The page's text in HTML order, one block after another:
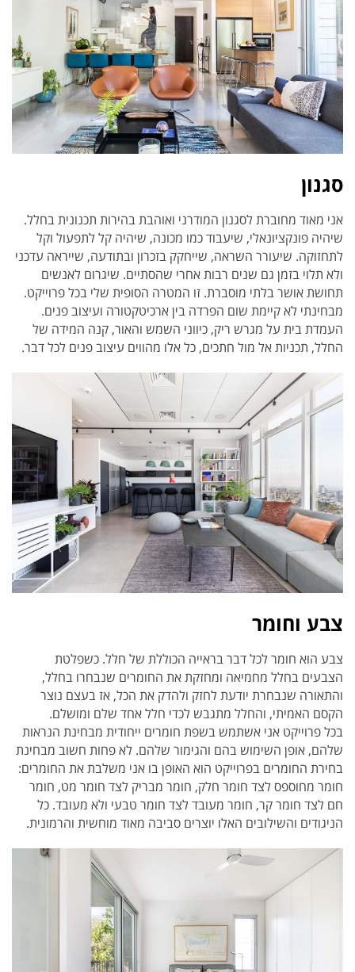
סגנון
אני מאוד מחוברת לסגנון המודרני ואוהבת בהירות תכנונית בחלל.
שיהיה פונקציונאלי, שיעבוד כמו מכונה, שיהיה קל לתפעול וקל
לתחזוקה. שיעורר השראה, שייחקק בזכרון ובתודעה, שייראה עדכני
ולא תלוי בזמן גם שנים רבות אחרי שהסתיים. שיגרום לאנשים
תחושת אושר בלתי מוסברת. זו המטרה הסופית שלי בכל פרוייקט.
מבחינתי לא קיימת שום הפרדה בין ארכיטקטורה ועיצוב פנים.
העמדת בית על מגרש ריק, כיווני השמש והאור, קנה המידה של
החלל, תכניות אל מול חתכים, כל אלו מהווים עיצוב פנים לכל דבר.
צבע וחומר
צבע הוא חומר לכל דבר בראייה הכוללת של חלל. כשפלטת
הצבעים בחלל מחמיאה ומחזקת את החומרים שנבחרו בחלל,
והתאורה שנבחרת יודעת לחזק ולהדק את הכל, אז בעצם נוצר
הקסם האמיתי, והחלל מתגבש לכדי חלל אחד שלם ומושלם.
בכל פרוייקט אני אשתמש בשפת חומרים ייחודית מבחינת הנראות
שלהם, אופן השימוש בהם והגימור שלהם. לא פחות חשוב מבחינת
בחירת החומרים בפרוייקט הוא האופן בו אני משלבת את החומרים:
חומר מחוספס לצד חומר חלק, חומר מבריק לצד חומר מט, חומר
חם לצד חומר קר, חומר מעובד לצד חומר טבעי ולא מעובד. כל
הניגודים והשילובים האלו יוצרים סביבה מאוד מוחשית והרמונית.